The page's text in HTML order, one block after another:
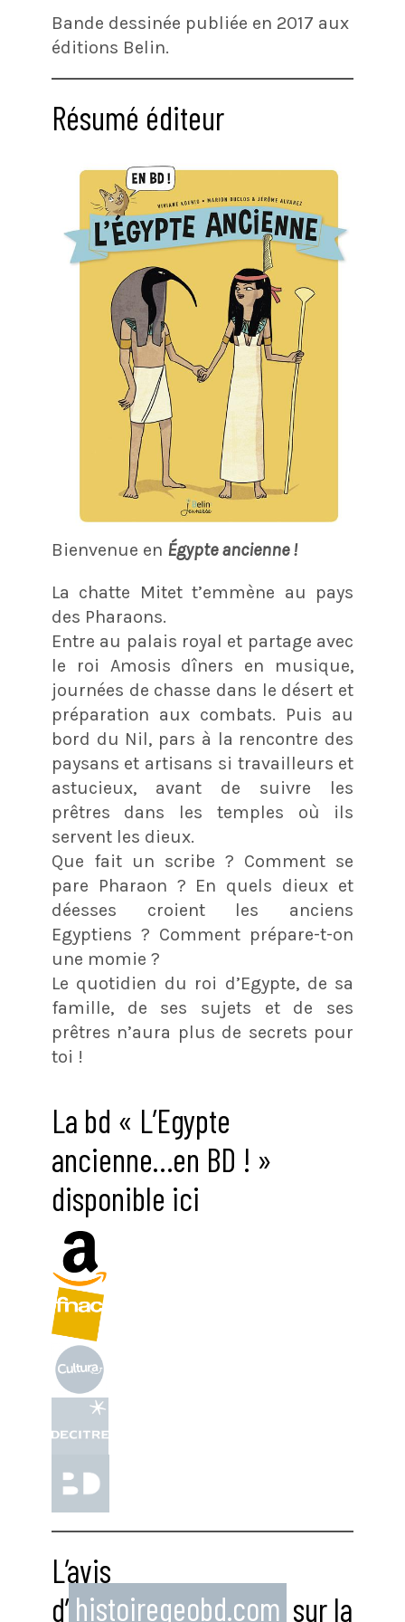
Bande dessinée publiée en 2017 aux
éditions Belin.
Résumé éditeur
Bienvenue en Égypte ancienne !
La chatte Mitet t’emmène au pays
des Pharaons.
Entre au palais royal et partage avec
le roi Amosis dîners en musique,
journées de chasse dans le désert et
préparation aux combats. Puis au
bord du Nil, pars à la rencontre des
paysans et artisans si travailleurs et
astucieux, avant de suivre les
prêtres dans les temples où ils
servent les dieux.
Que fait un scribe ? Comment se
pare Pharaon ? En quels dieux et
déesses croient les anciens
Egyptiens ? Comment prépare-t-on
une momie ?
Le quotidien du roi d’Egypte, de sa
famille, de ses sujets et de ses
prêtres n’aura plus de secrets pour
toi !
La bd « L’Egypte
ancienne…en BD ! »
disponible ici
L’avis
d’ histoiregeobd.com sur la